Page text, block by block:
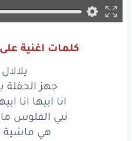
انا ابيهاانا
وأناخالع
أناالتوب
كلمات اغنية
جهز الحفلة
انا ابيها انا
نبي الفلوس
هي ماشية